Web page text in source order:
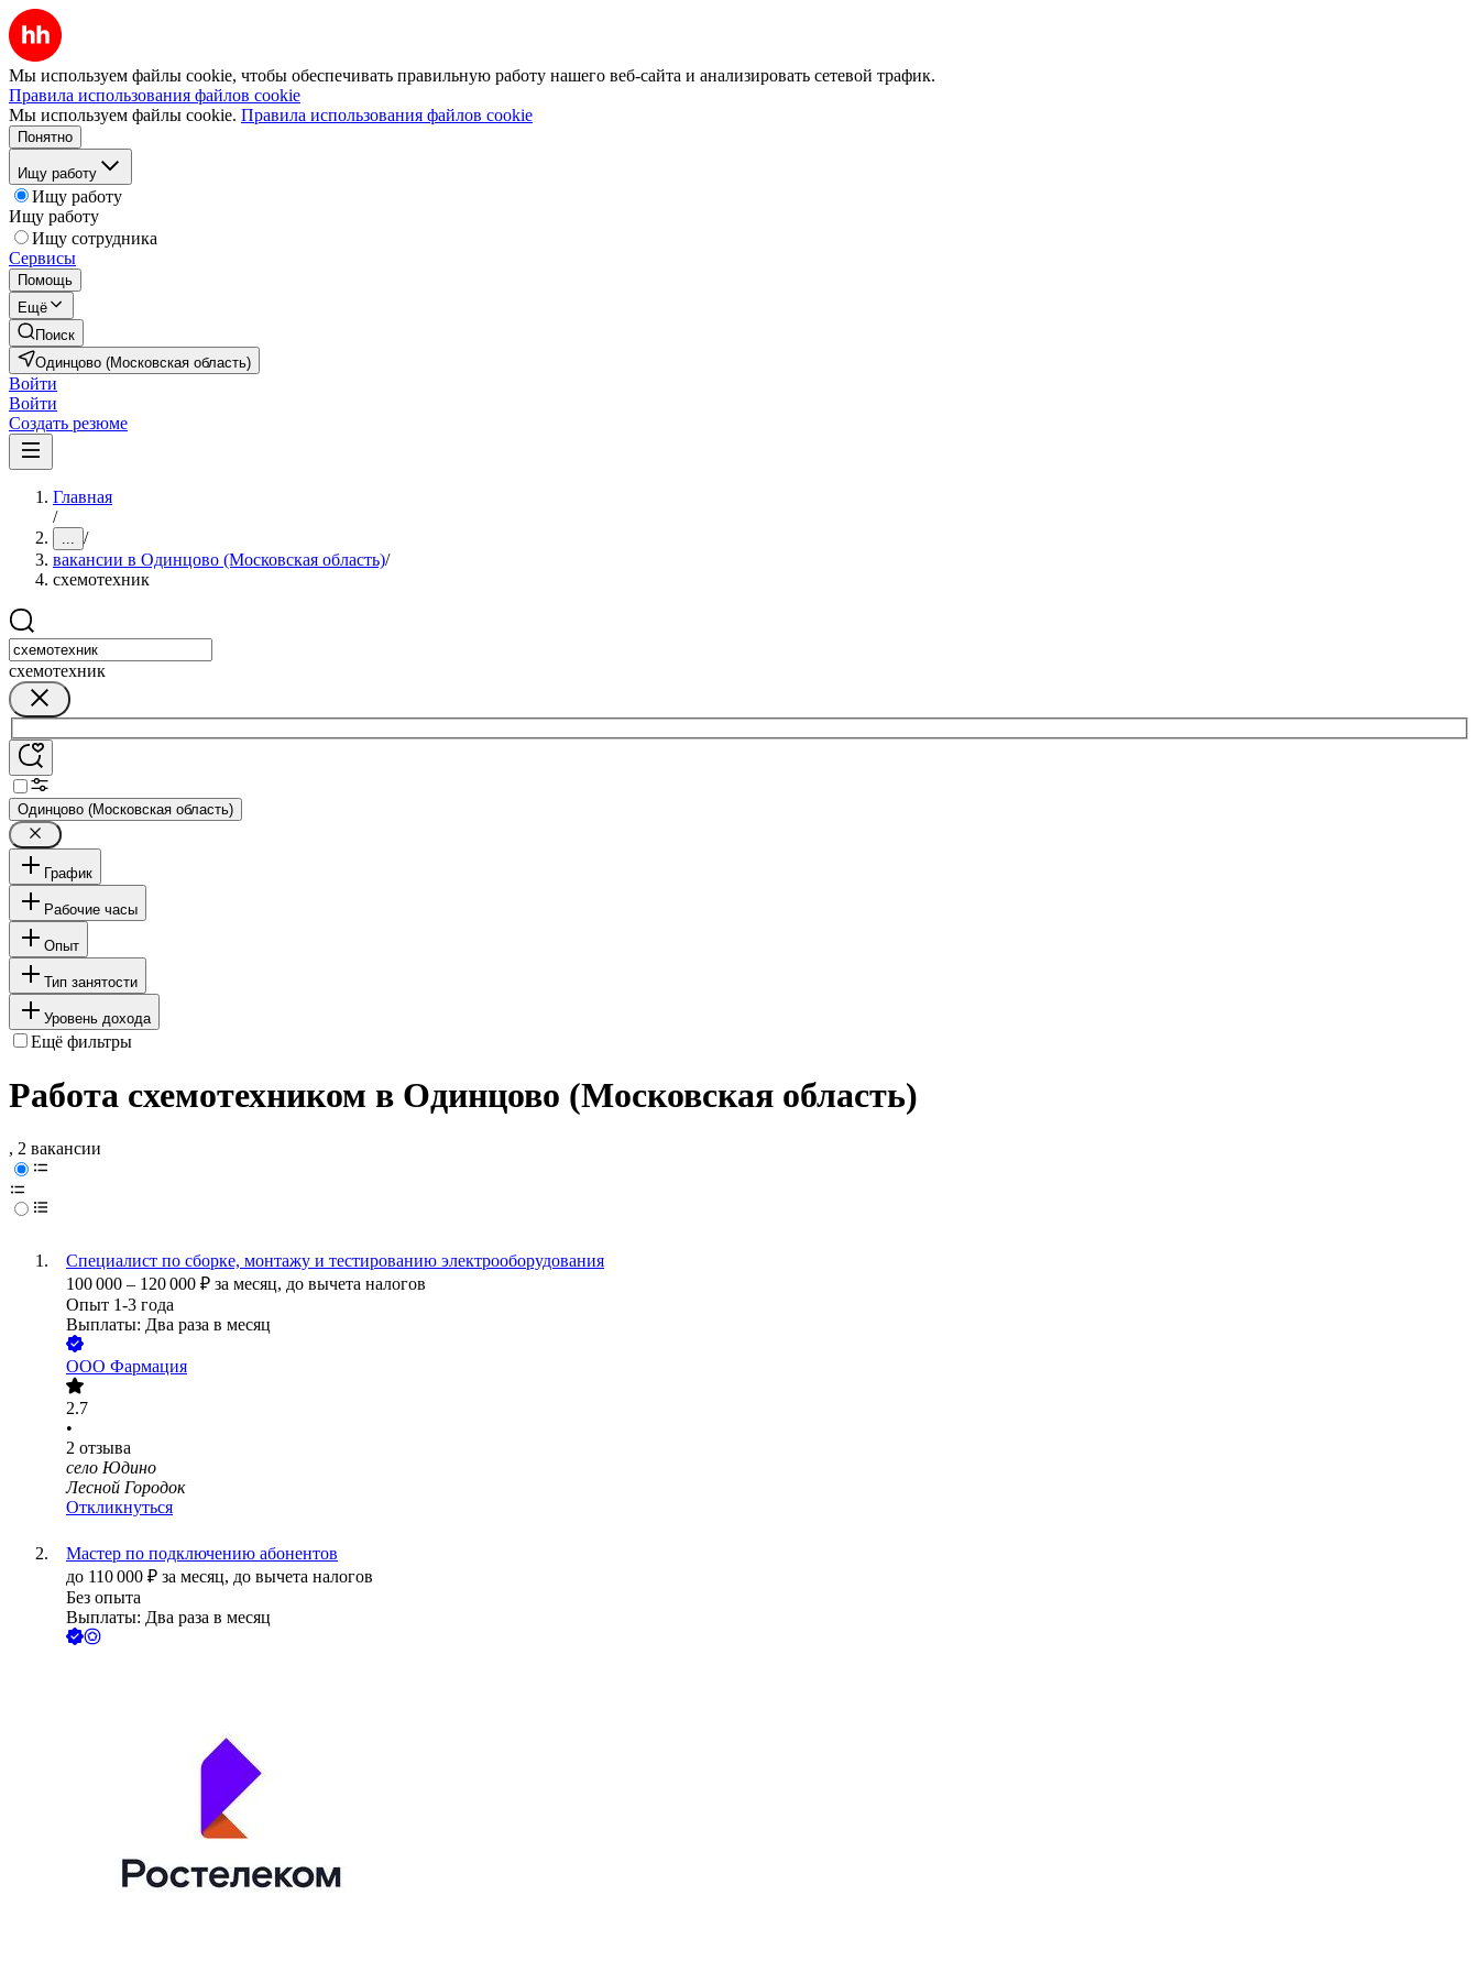
Мы используем файлы cookie, чтобы обеспечивать правильную работу нашего веб-сайта и анализировать сетевой трафик.
Правила использования файлов cookie
Мы используем файлы cookie. Правила использования файлов cookie
Понятно
Ищу работу
Ищу работу
Ищу работу
Ищу сотрудника
Сервисы
Помощь
Ещё
Поиск
Одинцово (Московская область)
Войти
Войти
Создать резюме
Главная
/
... /
вакансии в Одинцово (Московская область)/
схемотехник
схемотехник
Одинцово (Московская область)
График
Рабочие часы
Опыт
Тип занятости
Уровень дохода
Ещё фильтры
Работа схемотехником в Одинцово (Московская область)
, 2 вакансии
Специалист по сборке, монтажу и тестированию электрооборудования
100 000 – 120 000 ₽ за месяц, до вычета налогов
Опыт 1-3 года
Выплаты: Два раза в месяц
ООО Фармация
2.7
•
2 отзыва
село Юдино
Лесной Городок
Откликнуться
Мастер по подключению абонентов
до 110 000 ₽ за месяц, до вычета налогов
Без опыта
Выплаты: Два раза в месяц